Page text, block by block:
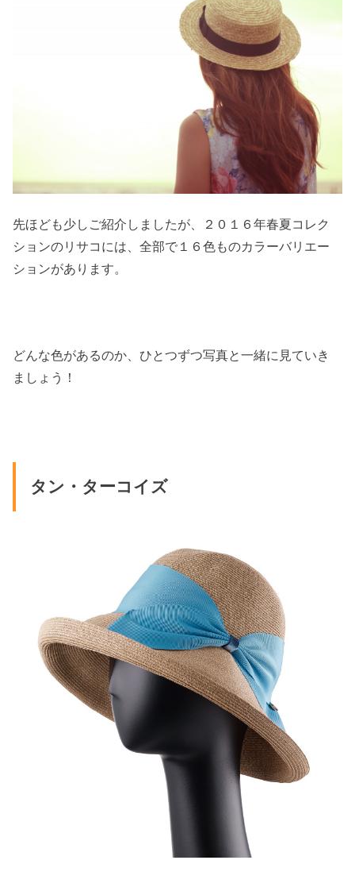
先ほども少しご紹介しましたが、２０１６年春夏コレク
ションのリサコには、全部で１６色ものカラーバリエー
ションがあります。
どんな色があるのか、ひとつずつ写真と一緒に見ていき
ましょう！
タン・ターコイズ